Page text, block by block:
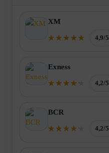
XM
4,9/5
Exness
4,2/5
BCR
4,2/5